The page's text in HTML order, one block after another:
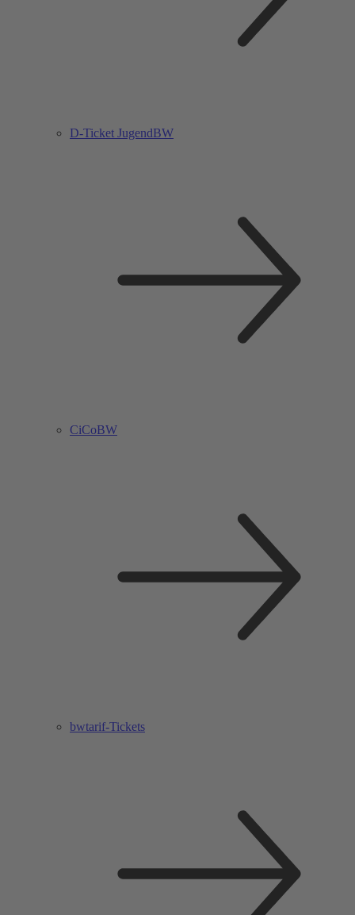
D-Ticket JugendBW
CiCoBW
bwtarif-Tickets